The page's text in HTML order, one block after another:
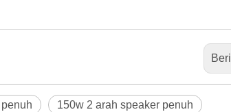
150w 2 arah speaker penuh